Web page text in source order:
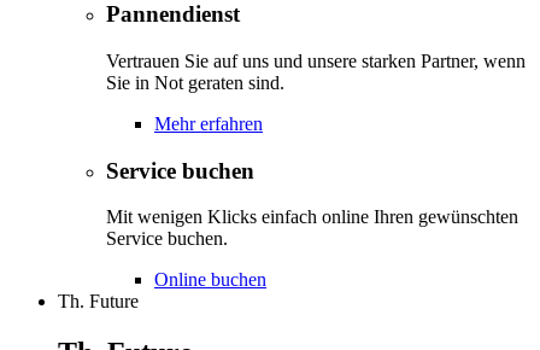
Pannendienst
Vertrauen Sie auf uns und unsere starken Partner, wenn
Sie in Not geraten sind.
Mehr erfahren
Service buchen
Mit wenigen Klicks einfach online Ihren gewünschten
Service buchen.
Online buchen
Th. Future